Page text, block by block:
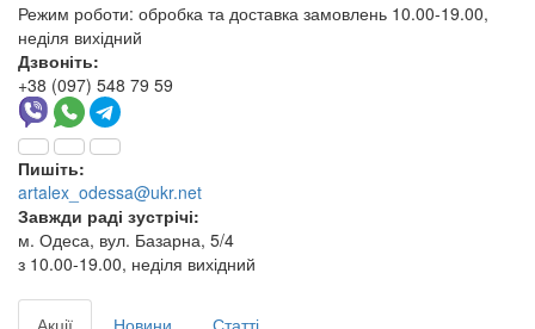
Режим роботи: обробка та доставка замовлень 10.00-19.00,
неділя вихідний
Дзвоніть:
+38 (097) 548 79 59
Пишіть:
artalex_odessa@ukr.net
Завжди раді зустрічі:
м. Одеса, вул. Базарна, 5/4
з 10.00-19.00, неділя вихідний
Акції Новини
Статті